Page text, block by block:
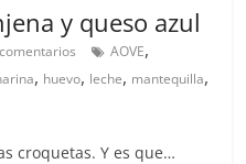
y queso azul
AOVE,
, huevo, leche, mantequilla,
croquetas. Y es que…